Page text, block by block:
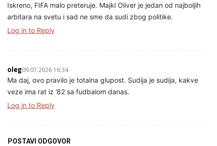
Iskreno, FIFA malo preteruje. Majkl Oliver je jedan od najboljih
arbitara na svetu i sad ne sme da sudi zbog politike.
Log in to Reply
oleg09.07.2026 16:34
Ma daj, ovo pravilo je totalna glupost. Sudija je sudija, kakve
veze ima rat iz ’82 sa fudbalom danas.
Log in to Reply
POSTAVI ODGOVOR